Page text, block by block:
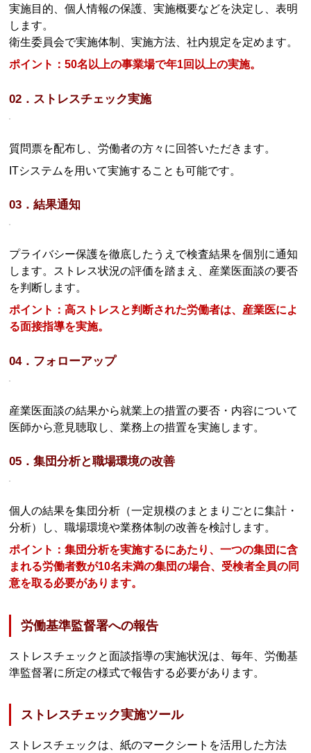
実施目的、個人情報の保護、実施概要などを決定し、表明
します。
衛生委員会で実施体制、実施方法、社内規定を定めます。
ポイント：50名以上の事業場で年1回以上の実施。
02．ストレスチェック実施
質問票を配布し、労働者の方々に回答いただきます。
ITシステムを用いて実施することも可能です。
03．結果通知
プライバシー保護を徹底したうえで検査結果を個別に通知
します。ストレス状況の評価を踏まえ、産業医面談の要否
を判断します。
ポイント：高ストレスと判断された労働者は、産業医によ
る面接指導を実施。
04．フォローアップ
産業医面談の結果から就業上の措置の要否・内容について
医師から意見聴取し、業務上の措置を実施します。
05．集団分析と職場環境の改善
個人の結果を集団分析（一定規模のまとまりごとに集計・
分析）し、職場環境や業務体制の改善を検討します。
ポイント：集団分析を実施するにあたり、一つの集団に含
まれる労働者数が10名未満の集団の場合、受検者全員の同
意を取る必要があります。
労働基準監督署への報告
ストレスチェックと面談指導の実施状況は、毎年、労働基
準監督署に所定の様式で報告する必要があります。
ストレスチェック実施ツール
ストレスチェックは、紙のマークシートを活用した方法